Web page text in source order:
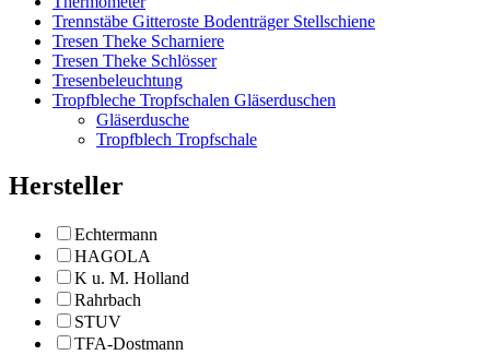
Trennstäbe Gitteroste Bodenträger Stellschiene
Tresen Theke Scharniere
Tresen Theke Schlösser
Tresenbeleuchtung
Tropfbleche Tropfschalen Gläserduschen
Gläserdusche
Tropfblech Tropfschale
Hersteller
Echtermann
HAGOLA
K u. M. Holland
Rahrbach
STUV
TFA-Dostmann